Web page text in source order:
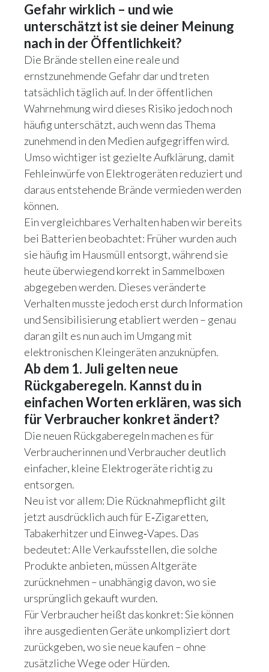
Gefahr wirklich – und wie
unterschätzt ist sie deiner Meinung
nach in der Öffentlichkeit?
Die Brände stellen eine reale und
ernstzunehmende Gefahr dar und treten
tatsächlich täglich auf. In der öffentlichen
Wahrnehmung wird dieses Risiko jedoch noch
häufig unterschätzt, auch wenn das Thema
zunehmend in den Medien aufgegriffen wird.
Umso wichtiger ist gezielte Aufklärung, damit
Fehleinwürfe von Elektrogeräten reduziert und
daraus entstehende Brände vermieden werden
können.
Ein vergleichbares Verhalten haben wir bereits
bei Batterien beobachtet: Früher wurden auch
sie häufig im Hausmüll entsorgt, während sie
heute überwiegend korrekt in Sammelboxen
abgegeben werden. Dieses veränderte
Verhalten musste jedoch erst durch Information
und Sensibilisierung etabliert werden – genau
daran gilt es nun auch im Umgang mit
elektronischen Kleingeräten anzuknüpfen.
Ab dem 1. Juli gelten neue
Rückgaberegeln. Kannst du in
einfachen Worten erklären, was sich
für Verbraucher konkret ändert?
Die neuen Rückgaberegeln machen es für
Verbraucherinnen und Verbraucher deutlich
einfacher, kleine Elektrogeräte richtig zu
entsorgen.
Neu ist vor allem: Die Rücknahmepflicht gilt
jetzt ausdrücklich auch für E‑Zigaretten,
Tabakerhitzer und Einweg‑Vapes. Das
bedeutet: Alle Verkaufsstellen, die solche
Produkte anbieten, müssen Altgeräte
zurücknehmen – unabhängig davon, wo sie
ursprünglich gekauft wurden.
Für Verbraucher heißt das konkret: Sie können
ihre ausgedienten Geräte unkompliziert dort
zurückgeben, wo sie neue kaufen – ohne
zusätzliche Wege oder Hürden.